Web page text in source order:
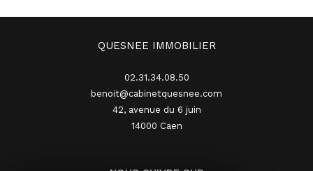
QUESNEE IMMOBILIER
02.31.34.08.50
benoit@cabinetquesnee.com
42, avenue du 6 juin
14000
caen